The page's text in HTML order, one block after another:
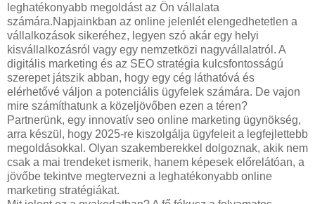
leghatékonyabb megoldást az Ön vállalata
számára.Napjainkban az online jelenlét elengedhetetlen a
vállalkozások sikeréhez, legyen szó akár egy helyi
kisvállalkozásról vagy egy nemzetközi nagyvállalatról. A
digitális marketing és az SEO stratégia kulcsfontosságú
szerepet játszik abban, hogy egy cég láthatóvá és
elérhetővé váljon a potenciális ügyfelek számára. De vajon
mire számíthatunk a közeljövőben ezen a téren?
Partnerünk, egy innovatív seo online marketing ügynökség,
arra készül, hogy 2025-re kiszolgálja ügyfeleit a legfejlettebb
megoldásokkal. Olyan szakemberekkel dolgoznak, akik nem
csak a mai trendeket ismerik, hanem képesek előrelátóan, a
jövőbe tekintve megtervezni a leghatékonyabb online
marketing stratégiákat.